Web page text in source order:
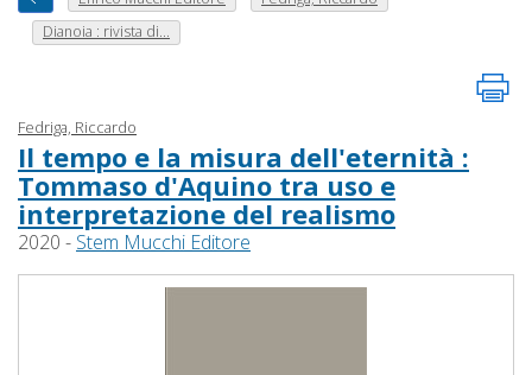
Dianoia : rivista di...
Fedriga, Riccardo
Il tempo e la misura dell'eternità :
Tommaso d'Aquino tra uso e
interpretazione del realismo
2020 - Stem Mucchi Editore